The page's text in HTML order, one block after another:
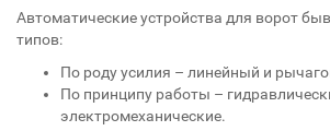
Автоматические устройства для ворот
типов:
По роду усилия – линейный и
По принципу работы –
электромеханические.